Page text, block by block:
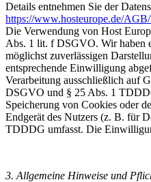
Details entnehmen Sie der
https://www.hosteurope.de/
Die Verwendung von Host
Abs. 1 lit. f DSGVO. Wir haben
möglichst zuverlässigen
entsprechende Einwilligung
Verarbeitung ausschließlich auf
DSGVO und § 25 Abs. 1
Speicherung von Cookies oder
Endgerät des Nutzers (z. B. für
TDDDG umfasst. Die
3. Allgemeine Hinweise und